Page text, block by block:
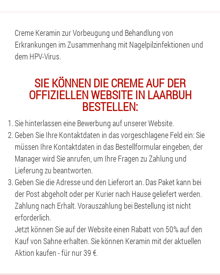
Creme Keramin zur Vorbeugung und Behandlung von
Erkrankungen im Zusammenhang mit Nagelpilzinfektionen und
dem HPV-Virus.
SIE KÖNNEN DIE CREME AUF DER
OFFIZIELLEN WEBSITE IN LAARBUH
BESTELLEN:
Sie hinterlassen eine Bewerbung auf unserer Website.
Geben Sie Ihre Kontaktdaten in das vorgeschlagene Feld ein: Sie
müssen Ihre Kontaktdaten in das Bestellformular eingeben, der
Manager wird Sie anrufen, um Ihre Fragen zu Zahlung und
Lieferung zu beantworten.
Geben Sie die Adresse und den Lieferort an. Das Paket kann bei
der Post abgeholt oder per Kurier nach Hause geliefert werden.
Zahlung nach Erhalt. Vorauszahlung bei Bestellung ist nicht
erforderlich.
Jetzt können Sie auf der Website einen Rabatt von 50% auf den
Kauf von Sahne erhalten. Sie können Keramin mit der aktuellen
Aktion kaufen - für nur 39 €.